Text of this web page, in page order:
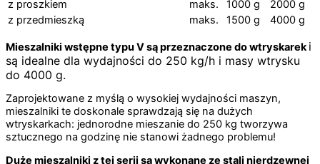
z proszkiem
maks. 1000 g
2000 g
z przedmieszką
maks. 1500 g 4000 g
Mieszalniki wstępne typu V są przeznaczone do wtryskareki
są idealne dla wydajności do 250 kg/h i masy wtrysku
do 4000 g.
Zaprojektowane z myślą o wysokiej wydajności maszyn,
mieszalniki te doskonale sprawdzają się na dużych
wtryskarkach: jednorodne mieszanie do 250 kg tworzywa
sztucznego na godzinę nie stanowi żadnego problemu!
Duże mieszalniki z tej serii są wykonane ze stali nierdzewnej